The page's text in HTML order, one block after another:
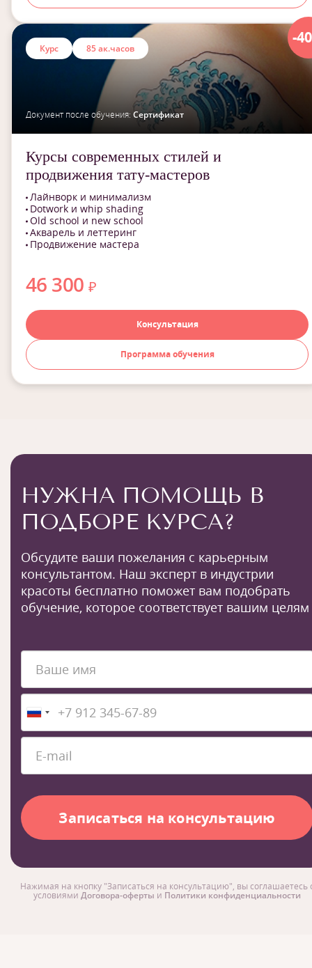
-
Курс 85 ак.часов
Документ после обучения: Сертификат
Курсы современных стилей и
продвижения тату-мастеров
Лайнворк и минимализм
Dotwork и whip shading
Old school и new school
Акварель и леттеринг
Продвижение мастера
46 300₽
Консультация
Программа обучения
НУЖНА ПОМОЩЬ В
ПОДБОРЕ КУРСА?
Обсудите ваши пожелания с карьерным
консультантом. Наш эксперт в индустрии
красоты бесплатно поможет вам подобрать
обучение, которое соответствует вашим целям
Нажимая на кнопку "Записаться на консультацию", вы соглашаетесь
условиями Договора-оферты и Политики конфиденциальности